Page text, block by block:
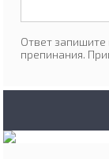
Ответ запишите
препинания.